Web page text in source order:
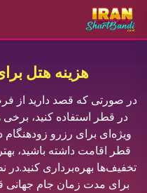
هزینه هتل
در صورتی که قصد دارید از
در قطر استفاده کنید،
ویژه‌ای برای رزرو زودهنگام
قطر اقامت داشته باشید،
تخفیف‌ها بهره‌برداری کنید.در
برای مدت زمان جام جهانی